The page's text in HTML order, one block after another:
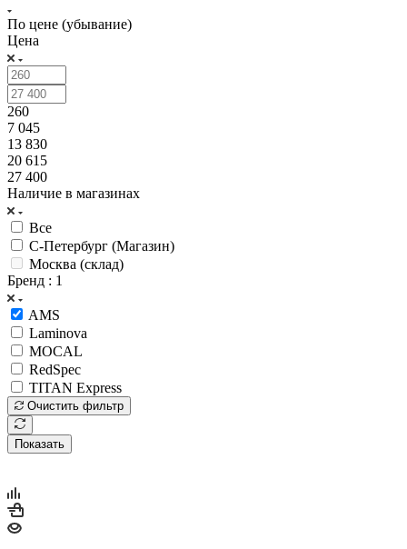
По цене (убывание)
Цена
260
7 045
13 830
20 615
27 400
Наличие в магазинах
Все
С-Петербург (Магазин)
Москва (склад)
Бренд : 1
AMS
Laminova
MOCAL
RedSpec
TITAN Express
Очистить фильтр
Показать